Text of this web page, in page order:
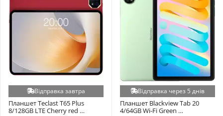
Відправка завтра
Планшет Teclast T65 Plus
8/128GB LTE Cherry red
Відправка через 5 днів
Планшет Blackview Tab 20
4/64GB Wi-Fi Green